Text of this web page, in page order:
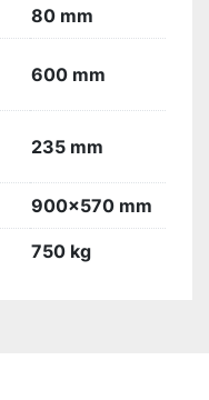
80 mm
600 mm
235 mm
900x570 mm
750 kg